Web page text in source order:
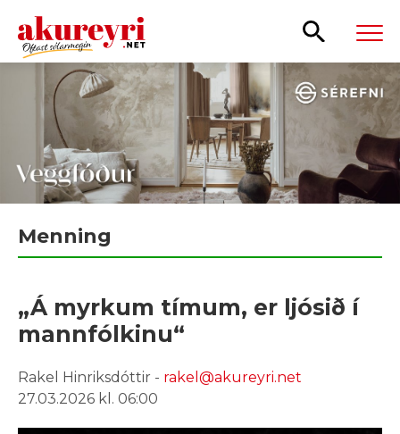
Leita
Menning
„Á myrkum tímum, er ljósið í
mannfólkinu“
Rakel Hinriksdóttir - rakel@akureyri.net
27.03.2026 kl. 06:00